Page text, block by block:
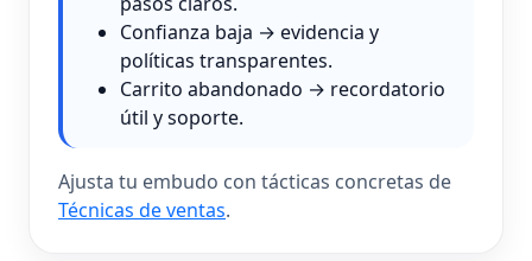
Confianza baja → evidencia y
políticas transparentes.
Carrito abandonado → recordatorio
útil y soporte.
Ajusta tu embudo con tácticas concretas de
Técnicas de ventas.